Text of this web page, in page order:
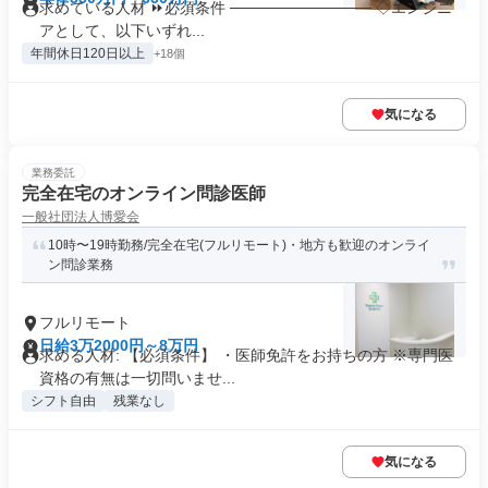
求めている人材 ⏩必須条件 ───────────── ◇エンジニ
アとして、以下いずれ...
年間休日120日以上 +18個
気になる
業務委託
完全在宅のオンライン問診医師
一般社団法人博愛会
10時〜19時勤務/完全在宅(フルリモート)・地方も歓迎のオンライ
ン問診業務
フルリモート
日給3万2000円～8万円
求める人材: 【必須条件】 ・医師免許をお持ちの方 ※専門医
資格の有無は一切問いませ...
シフト自由 残業なし
気になる